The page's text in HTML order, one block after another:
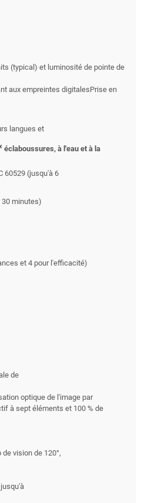
(typical) et luminosité de pointe de
aux empreintes digitalesPrise en
langues et
éclaboussures, à l'eau et à la
60529 (jusqu'à 6
30 minutes)
et 4 pour l'efficacité)
de
optique de l'image par
à sept éléments et 100 % de
vision de 120°,